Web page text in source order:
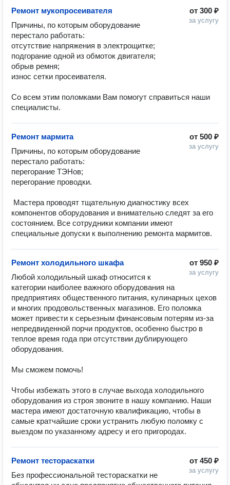
от 300 ₽
за услугу
Ремонт мукопросеивателя
Причины, по которым оборудование
перестало работать:
отсутствие напряжения в электрощитке;
подгорание одной из обмоток двигателя;
обрыв ремня;
износ сетки просеивателя.
Со всем этим поломками Вам помогут справиться наши
специалисты.
от 500 ₽
за услугу
Ремонт мармита
Причины, по которым оборудование
перестало работать:
перегорание ТЭНов;
перегорание проводки.
компонентов оборудования и внимательно следят за его
состоянием. Все сотрудники компании имеют
специальные допуски к выполнению ремонта мармитов.
от 950 ₽
за услугу
Ремонт холодильного шкафа
Любой холодильный шкаф относится к
категории наиболее важного оборудования на
предприятиях общественного питания, кулинарных цехов
и многих продовольственных магазинов. Его поломка
может привести к серьезным финансовым потерям из-за
непредвиденной порчи продуктов, особенно быстро в
теплое время года при отсутствии дублирующего
оборудования.
Мы сможем помочь!
Чтобы избежать этого в случае выхода холодильного
оборудования из строя звоните в нашу компанию. Наши
мастера имеют достаточную квалификацию, чтобы в
самые кратчайшие сроки устранить любую поломку с
выездом по указанному адресу и его пригородах.
от 450 ₽
за услугу
Ремонт тестораскатки
Без профессиональной тестораскатки не